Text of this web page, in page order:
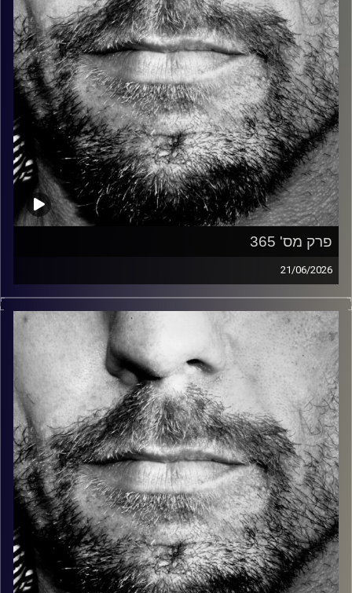
פרק מס' 365
21/06/2026
זיפים, מוזיקה מחוספסת של הופעות חיות. הרבה ג'אם, רוק,
בלוז, bluegrass, ג'אז, Fאנק, פרוגרסיב ואפילו אלקטרוניקה.
כל מה שחי, אמיתי ונושם.
עם שמוליק רגב.
קרדיט תמונות: David Goehring